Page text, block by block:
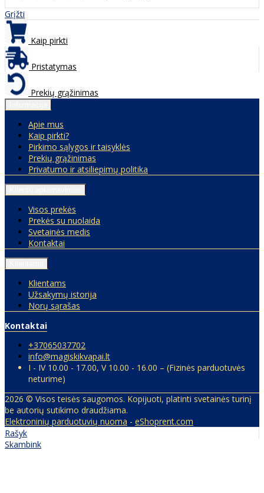
Grįžti
Kaip pirkti
Pristatymas
Prekių grąžinimas
Apie mus
Kaip pirkti?
Pirkimo sąlygos ir taisyklės
Prekių grąžinimas
Privatumo ir atsiliepimų politika
Visos prekės
Prekės su nuolaida
Svetainės medis
Kontaktai
Klientams
Užsakymų istorija
Norų sąrašas
Kontaktai
+37065037702
info@magiskikvapai.lt
I - IV 10.00 - 17.00, V 10.00 - 16.00 – (Fizinės parduotuvės
neturime)
2026 © Visos teisės saugomos. Kopijuoti, platinti svetainės turinį
be autorių sutikimo draudžiama.
Elektroninių parduotuvių nuoma - eShoprent.com
Rašyk
Skambink